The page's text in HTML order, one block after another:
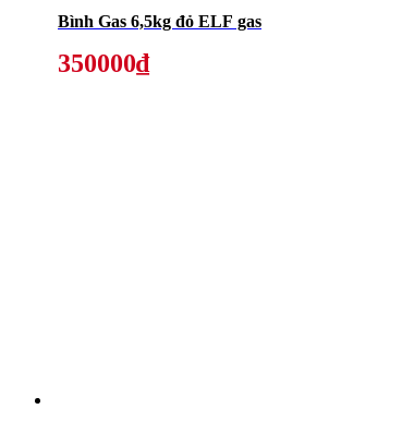
Bình Gas 6,5kg đỏ ELF gas
350000₫